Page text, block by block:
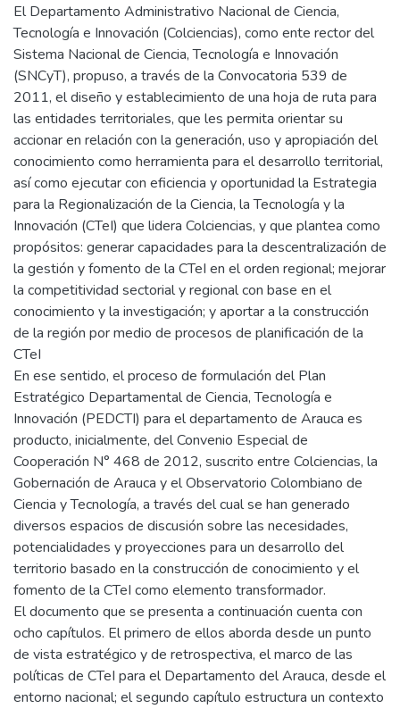
El Departamento Administrativo Nacional de Ciencia,
Tecnología e Innovación (Colciencias), como ente rector del
Sistema Nacional de Ciencia, Tecnología e Innovación
(SNCyT), propuso, a través de la Convocatoria 539 de
2011, el diseño y establecimiento de una hoja de ruta para
las entidades territoriales, que les permita orientar su
accionar en relación con la generación, uso y apropiación del
conocimiento como herramienta para el desarrollo territorial,
así como ejecutar con eficiencia y oportunidad la Estrategia
para la Regionalización de la Ciencia, la Tecnología y la
Innovación (CTeI) que lidera Colciencias, y que plantea como
propósitos: generar capacidades para la descentralización de
la gestión y fomento de la CTeI en el orden regional; mejorar
la competitividad sectorial y regional con base en el
conocimiento y la investigación; y aportar a la construcción
de la región por medio de procesos de planificación de la
CTeI
En ese sentido, el proceso de formulación del Plan
Estratégico Departamental de Ciencia, Tecnología e
Innovación (PEDCTI) para el departamento de Arauca es
producto, inicialmente, del Convenio Especial de
Cooperación N° 468 de 2012, suscrito entre Colciencias, la
Gobernación de Arauca y el Observatorio Colombiano de
Ciencia y Tecnología, a través del cual se han generado
diversos espacios de discusión sobre las necesidades,
potencialidades y proyecciones para un desarrollo del
territorio basado en la construcción de conocimiento y el
fomento de la CTeI como elemento transformador.
El documento que se presenta a continuación cuenta con
ocho capítulos. El primero de ellos aborda desde un punto
de vista estratégico y de retrospectiva, el marco de las
políticas de CTeI para el Departamento del Arauca, desde el
entorno nacional; el segundo capítulo estructura un contexto